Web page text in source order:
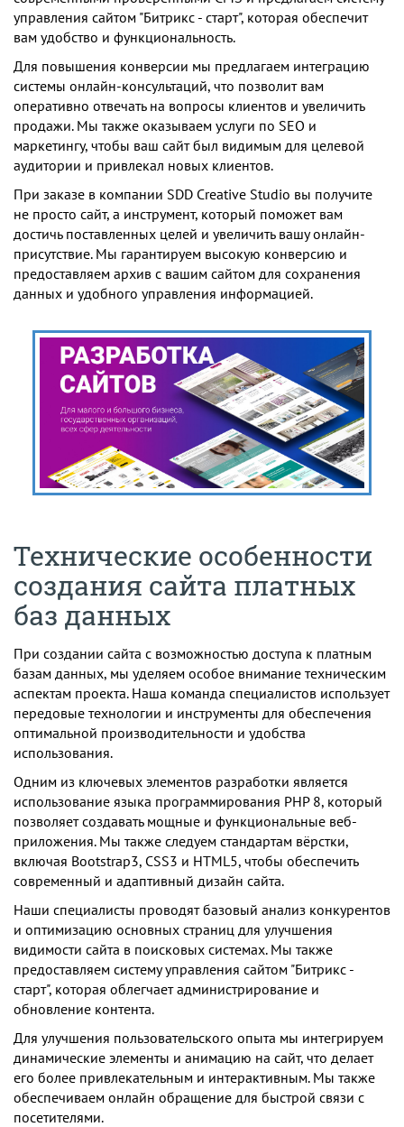
управления сайтом "Битрикс - старт", которая обеспечит
вам удобство и функциональность.
Для повышения конверсии мы предлагаем интеграцию
системы онлайн-консультаций, что позволит вам
оперативно отвечать на вопросы клиентов и увеличить
продажи. Мы также оказываем услуги по SEO и
маркетингу, чтобы ваш сайт был видимым для целевой
аудитории и привлекал новых клиентов.
При заказе в компании SDD Creative Studio вы получите
не просто сайт, а инструмент, который поможет вам
достичь поставленных целей и увеличить вашу онлайн-
присутствие. Мы гарантируем высокую конверсию и
предоставляем архив с вашим сайтом для сохранения
данных и удобного управления информацией.
Технические особенности
создания сайта платных
баз данных
При создании сайта с возможностью доступа к платным
базам данных, мы уделяем особое внимание техническим
аспектам проекта. Наша команда специалистов использует
передовые технологии и инструменты для обеспечения
оптимальной производительности и удобства
использования.
Одним из ключевых элементов разработки является
использование языка программирования PHP 8, который
позволяет создавать мощные и функциональные веб-
приложения. Мы также следуем стандартам вёрстки,
включая Bootstrap3, CSS3 и HTML5, чтобы обеспечить
современный и адаптивный дизайн сайта.
Наши специалисты проводят базовый анализ конкурентов
и оптимизацию основных страниц для улучшения
видимости сайта в поисковых системах. Мы также
предоставляем систему управления сайтом "Битрикс -
старт", которая облегчает администрирование и
обновление контента.
Для улучшения пользовательского опыта мы интегрируем
динамические элементы и анимацию на сайт, что делает
его более привлекательным и интерактивным. Мы также
обеспечиваем онлайн обращение для быстрой связи с
посетителями.